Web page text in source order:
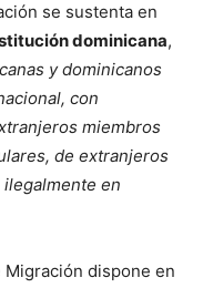
se sustenta en
dominicana,
y dominicanos
con
miembros
de extranjeros
en
Migración dispone en